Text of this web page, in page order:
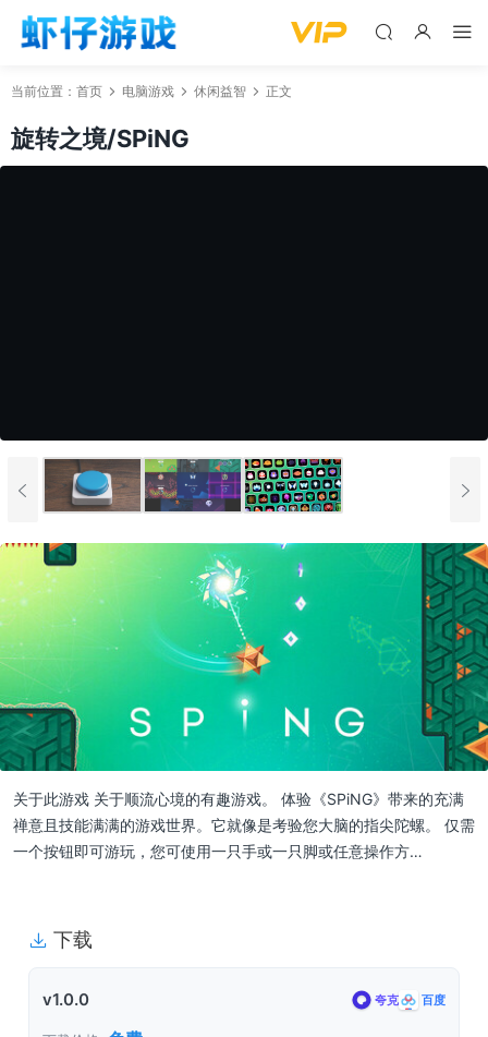
当前位置： 首页 电脑游戏 休闲益智 正文
旋转之境/SPiNG
关于此游戏 关于顺流心境的有趣游戏。 体验《SPiNG》带来的充满
禅意且技能满满的游戏世界。它就像是考验您大脑的指尖陀螺。 仅需
一个按钮即可游玩，您可使用一只手或一只脚或任意操作方…
下载
v1.0.0 夸克 百度